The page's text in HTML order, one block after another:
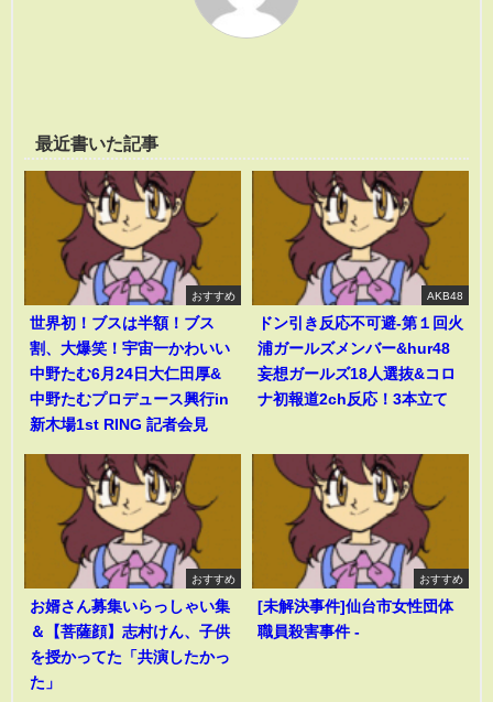
最近書いた記事
おすすめ
世界初！ブスは半額！ブス
割、大爆笑！宇宙一かわいい
中野たむ6月24日大仁田厚&
中野たむプロデュース興行in
新木場1st RING 記者会見
AKB48
ドン引き反応不可避-第１回火
浦ガールズメンバー&hur48
妄想ガールズ18人選抜&コロ
ナ初報道2ch反応！3本立て
おすすめ
お婿さん募集いらっしゃい集
＆【菩薩顔】志村けん、子供
を授かってた「共演したかっ
た」
おすすめ
[未解決事件]仙台市女性団体
職員殺害事件 -